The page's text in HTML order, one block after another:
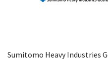
Sumitomo Heavy Industries